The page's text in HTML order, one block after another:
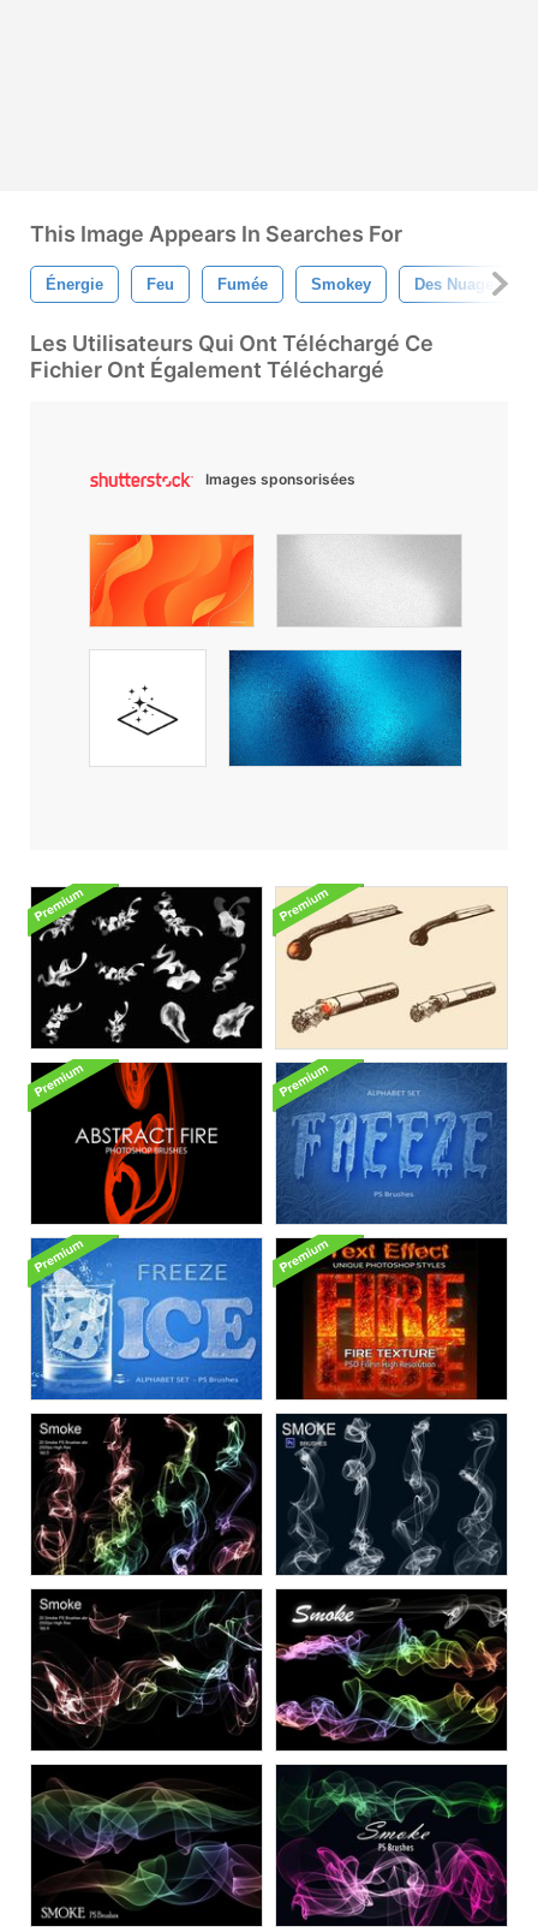
This Image Appears In Searches For
Énergie Feu Fumée Smokey Des Nuages
Les Utilisateurs Qui Ont Téléchargé Ce
Fichier Ont Également Téléchargé
Images sponsorisées